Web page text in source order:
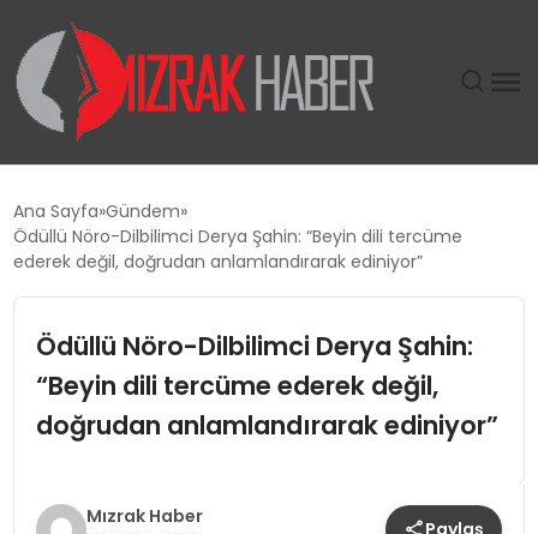
SIYASET
EKONOMI
SPOR
TEKNOLOJI
Ana Sayfa Gündem
Ödüllü Nöro-Dilbilimci Derya Şahin: “Beyin dili tercüme
ederek değil, doğrudan anlamlandırarak ediniyor”
Ödüllü Nöro-Dilbilimci Derya Şahin:
“Beyin dili tercüme ederek değil,
doğrudan anlamlandırarak ediniyor”
Mızrak Haber
Paylaş